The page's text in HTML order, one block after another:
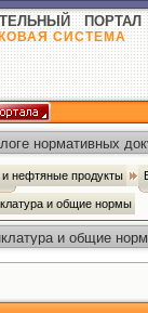
ПОРТАЛ
СИСТЕМА
нормативных
нефтяные продукты
и общие нормы
и общие